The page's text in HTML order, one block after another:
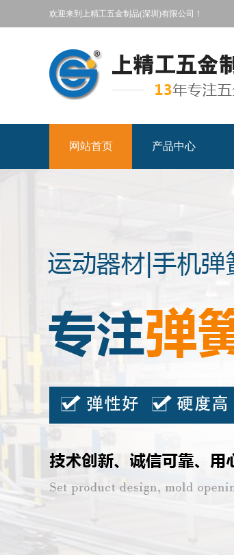
欢迎来到上精工五金制品(深圳)有限公司！
网站首页 产品中心